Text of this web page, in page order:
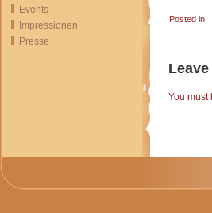
Events
Impressionen
Presse
Posted in
You must